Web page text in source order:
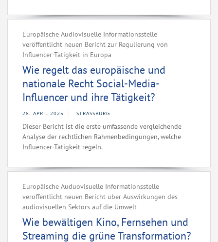
Europäische Audiovisuelle Informationsstelle
veröffentlicht neuen Bericht zur Regulierung von
Influencer-Tätigkeit in Europa
Wie regelt das europäische und
nationale Recht Social-Media-
Influencer und ihre Tätigkeit?
28. APRIL 2025 STRASSBURG
Dieser Bericht ist die erste umfassende vergleichende
Analyse der rechtlichen Rahmenbedingungen, welche
Influencer-Tätigkeit regeln.
Europäische Auduovisuelle Informationsstelle
veröffentlicht neuen Bericht über Auswirkungen des
audiovisuellen Sektors auf die Umwelt
Wie bewältigen Kino, Fernsehen und
Streaming die grüne Transformation?